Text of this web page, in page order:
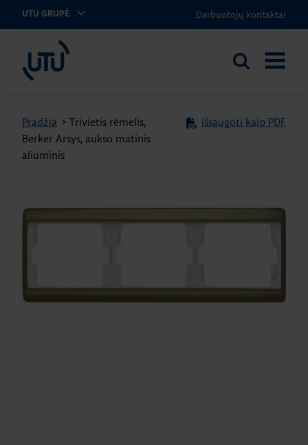
UTU GRUPĖ Darbuotojų kontaktai
UTU Lithuania
Ieškoti
Pradžia > Trivietis rėmelis,
Berker Arsys, aukso matinis
aliuminis
Išsaugoti kaip PDF